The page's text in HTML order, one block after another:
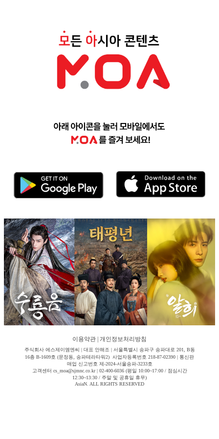
이용약관 개인정보처리방침
주식회사 에스제이엠엔씨 | 대표 안해조 | 서울특별시 송파구 송파대로 201, B동
16층 B-1609호 (문정동, 송파테라타워2) 사업자등록번호 218-87-02390 | 통신판
매업 신고번호 제-2024-서울송파-3233호
고객센터 cs_moa@sjmnc.co.kr | 02-400-6036 (평일 10:00~17:00 / 점심시간
12:30~13:30 / 주말 및 공휴일 휴무)
AsiaN. ALL RIGHTS RESERVED